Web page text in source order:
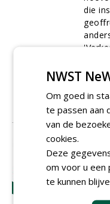
die
twee
van
01-
dag.
NWST
Om goed in
te passen aan
van de
cookies.
Deze
om voor u
te kunnen